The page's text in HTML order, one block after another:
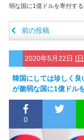
弱な国に1億ドルを寄付す
前の投稿
2020年5月22日 [
韓国にしては珍しく
が脆弱な国に1億ドル
0